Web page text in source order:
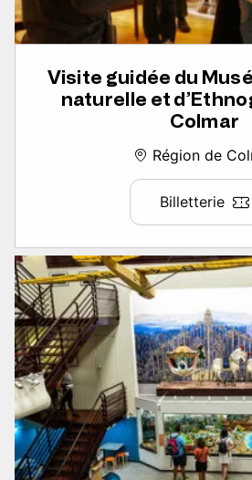
Visite guidée du
naturelle et
Colmar
Région de
Billetterie